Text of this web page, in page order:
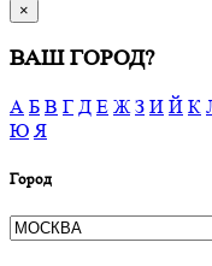
×
ВАШ ГОРОД?
А Б В Г Д Е Ж З И Й К
Ю Я
Город